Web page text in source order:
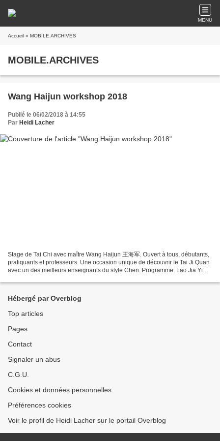
MENU
Accueil » MOBILE.ARCHIVES
MOBILE.ARCHIVES
Wang Haijun workshop 2018
Publié le 06/02/2018 à 14:55
Par Heidi Lacher
Stage de Tai Chi avec maître Wang Haijun 王海军. Ouvert à tous, débutants,
pratiquants et professeurs. Une occasion unique de découvrir le Tai Ji Quan
avec un des meilleurs enseignants du style Chen. Programme: Lao Jia Yi
Hébergé par Overblog
Top articles
Pages
Contact
Signaler un abus
C.G.U.
Cookies et données personnelles
Préférences cookies
Voir le profil de Heidi Lacher sur le portail Overblog